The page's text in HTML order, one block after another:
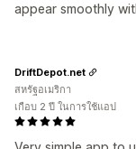
appear smoothly
DriftDepot.net
สหรัฐอเมริกา
เกือบ 2 ปี ในการใช้แอป